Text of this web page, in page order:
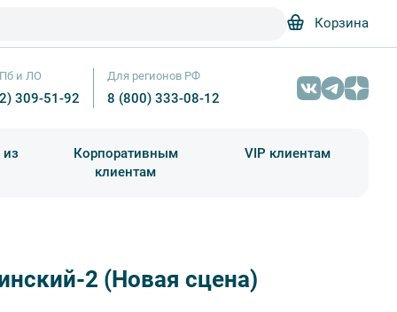
Корзина
и ЛО
309-51-92
Для регионов РФ
8 (800) 333-08-12
Корпоративным
клиентам
VIP клиентам
2 (Новая сцена)
Мариинский-2 (Новая сцена) — Фото № 3 — Фотобанк Лори /